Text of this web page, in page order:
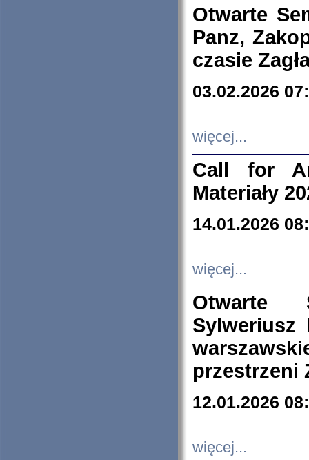
Otwarte
Panz,
czasie
03.02.2026
więcej...
Call for
Materiały
14.01.2026
więcej...
Otwarte
Sylweriusz
przestrzeni
12.01.2026
więcej...